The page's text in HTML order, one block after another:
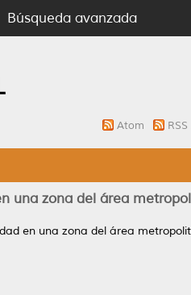
Búsqueda avanzada
Atom
una zona del área
en una zona del área